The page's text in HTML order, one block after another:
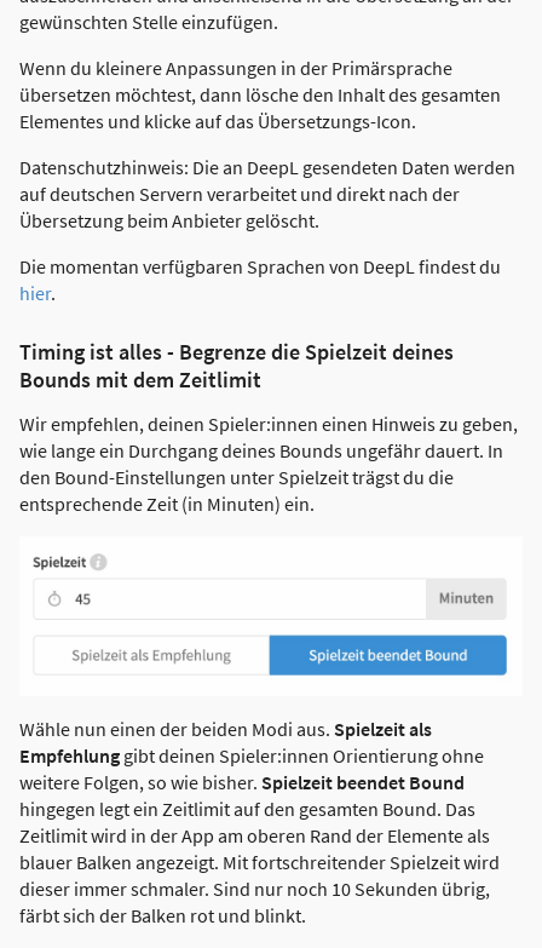
gewünschten Stelle einzufügen.
Wenn du kleinere Anpassungen in der Primärsprache
übersetzen möchtest, dann lösche den Inhalt des gesamten
Elementes und klicke auf das Übersetzungs-Icon.
Datenschutzhinweis: Die an DeepL gesendeten Daten werden
auf deutschen Servern verarbeitet und direkt nach der
Übersetzung beim Anbieter gelöscht.
Die momentan verfügbaren Sprachen von DeepL findest du
hier.
Timing ist alles - Begrenze die Spielzeit deines
Bounds mit dem Zeitlimit
Wir empfehlen, deinen Spieler:innen einen Hinweis zu geben,
wie lange ein Durchgang deines Bounds ungefähr dauert. In
den Bound-Einstellungen unter Spielzeit trägst du die
entsprechende Zeit (in Minuten) ein.
Wähle nun einen der beiden Modi aus. Spielzeit als
Empfehlung gibt deinen Spieler:innen Orientierung ohne
weitere Folgen, so wie bisher. Spielzeit beendet Bound
hingegen legt ein Zeitlimit auf den gesamten Bound. Das
Zeitlimit wird in der App am oberen Rand der Elemente als
blauer Balken angezeigt. Mit fortschreitender Spielzeit wird
dieser immer schmaler. Sind nur noch 10 Sekunden übrig,
färbt sich der Balken rot und blinkt.